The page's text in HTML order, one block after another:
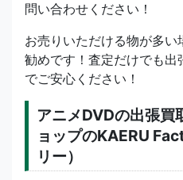
問い合わせください！
お売りいただける物が多
勧めです！査定だけでも
でご安心ください！
アニメDVDの出張買
ョップのKAERU
リー）